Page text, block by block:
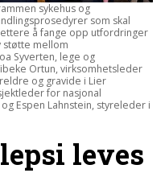
sykehus og
som skal
å fange opp utfordringer
støtte mellom
Syverten, lege og
Ortun, virksomhetsleder
og gravide i Lier
for nasjonal
Espen Lahnstein, styreleder i
leves